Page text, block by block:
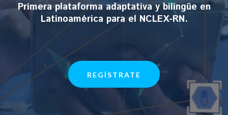
Primera plataforma adaptativa y bilingüe en
Latinoamérica para el NCLEX-RN.
REGÍSTRATE